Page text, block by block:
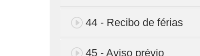
44 - Recibo de férias
45 - Aviso prévio